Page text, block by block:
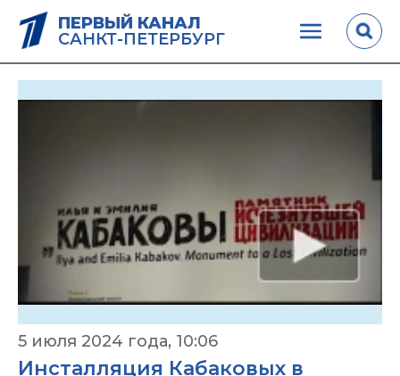
ПЕРВЫЙ КАНАЛ
САНКТ-ПЕТЕРБУРГ
5 июля 2024 года, 10:06
Инсталляция Кабаковых в